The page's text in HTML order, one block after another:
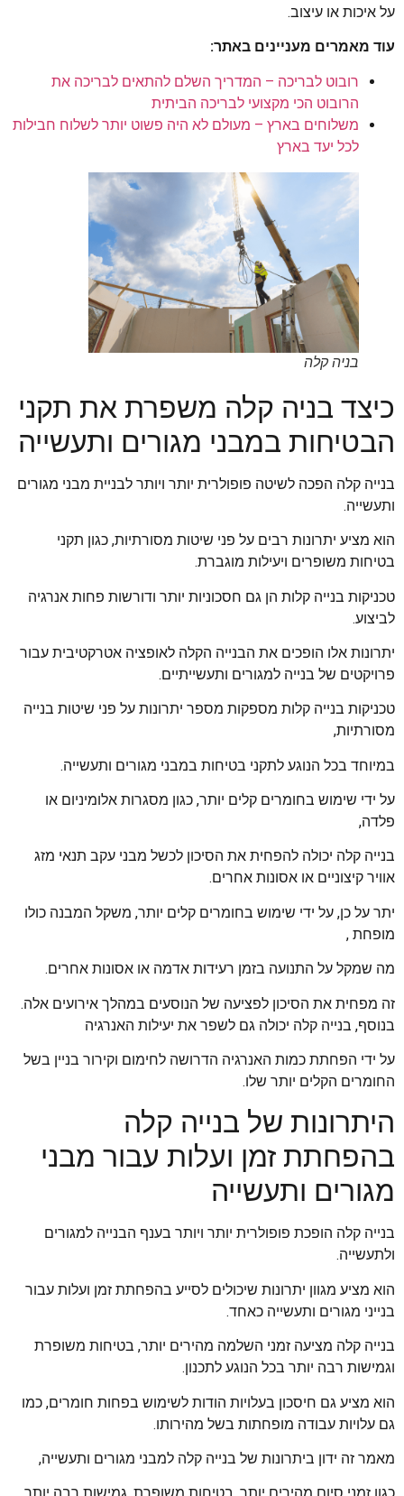
על איכות או עיצוב.
עוד מאמרים מעניינים באתר:
רובוט לבריכה – המדריך השלם להתאים לבריכה את
הרובוט הכי מקצועי לבריכה הביתית
משלוחים בארץ – מעולם לא היה פשוט יותר לשלוח חבילות
לכל יעד בארץ
בניה קלה
כיצד בניה קלה משפרת את תקני
הבטיחות במבני מגורים ותעשייה
בנייה קלה הפכה לשיטה פופולרית יותר ויותר לבניית מבני מגורים
ותעשייה.
הוא מציע יתרונות רבים על פני שיטות מסורתיות, כגון תקני
בטיחות משופרים ויעילות מוגברת.
טכניקות בנייה קלות הן גם חסכוניות יותר ודורשות פחות אנרגיה
לביצוע.
יתרונות אלו הופכים את הבנייה הקלה לאופציה אטרקטיבית עבור
פרויקטים של בנייה למגורים ותעשייתיים.
טכניקות בנייה קלות מספקות מספר יתרונות על פני שיטות בנייה
מסורתיות,
במיוחד בכל הנוגע לתקני בטיחות במבני מגורים ותעשייה.
על ידי שימוש בחומרים קלים יותר, כגון מסגרות אלומיניום או
פלדה,
בנייה קלה יכולה להפחית את הסיכון לכשל מבני עקב תנאי מזג
אוויר קיצוניים או אסונות אחרים.
יתר על כן, על ידי שימוש בחומרים קלים יותר, משקל המבנה כולו
מופחת ,
מה שמקל על התנועה בזמן רעידות אדמה או אסונות אחרים.
זה מפחית את הסיכון לפציעה של הנוסעים במהלך אירועים אלה.
בנוסף, בנייה קלה יכולה גם לשפר את יעילות האנרגיה
על ידי הפחתת כמות האנרגיה הדרושה לחימום וקירור בניין בשל
החומרים הקלים יותר שלו.
היתרונות של בנייה קלה
בהפחתת זמן ועלות עבור מבני
מגורים ותעשייה
בנייה קלה הופכת פופולרית יותר ויותר בענף הבנייה למגורים
ולתעשייה.
הוא מציע מגוון יתרונות שיכולים לסייע בהפחתת זמן ועלות עבור
בנייני מגורים ותעשייה כאחד.
בנייה קלה מציעה זמני השלמה מהירים יותר, בטיחות משופרת
וגמישות רבה יותר בכל הנוגע לתכנון.
הוא מציע גם חיסכון בעלויות הודות לשימוש בפחות חומרים, כמו
גם עלויות עבודה מופחתות בשל מהירותו.
מאמר זה ידון ביתרונות של בנייה קלה למבני מגורים ותעשייה,